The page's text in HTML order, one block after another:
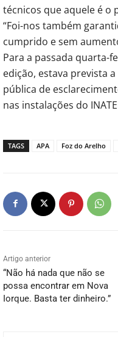
técnicos que aquele é o
“Foi-nos também
cumprido e sem
Para a passada quarta-
edição, estava prevista
pública de
nas instalações do
TAGS APA Foz do Arelho
Artigo anterior
“Não há nada que não se
possa encontrar em Nova
Iorque. Basta ter dinheiro.”